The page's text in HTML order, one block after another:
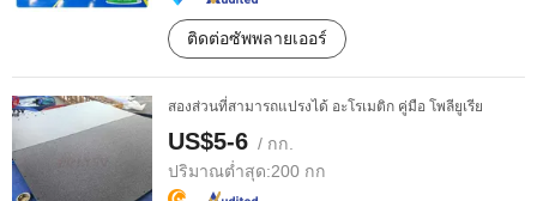
ติดต่อซัพพลายเออร์
สองส่วนที่สามารถแปรงได้ อะโรเมติก คู่มือ โพลียูเรีย
US$5-6 / กก.
ปริมาณต่ำสุด:200 กก